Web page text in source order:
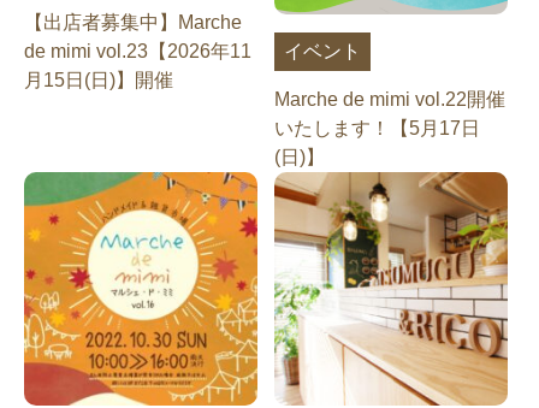
【出店者募集中】Marche
de mimi vol.23【2026年11
月15日(日)】開催
イベント
Marche de mimi vol.22開催
いたします！【5月17日
(日)】